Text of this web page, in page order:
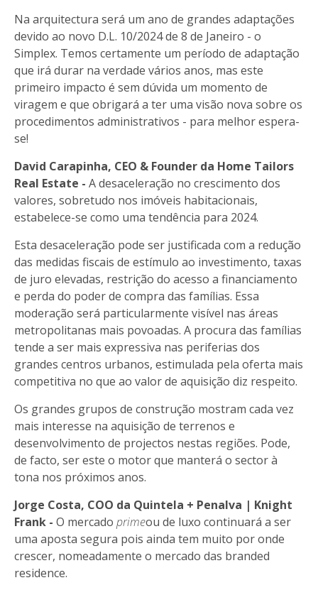
Na arquitectura será um ano de grandes adaptações
devido ao novo D.L. 10/2024 de 8 de Janeiro - o
Simplex. Temos certamente um período de adaptação
que irá durar na verdade vários anos, mas este
primeiro impacto é sem dúvida um momento de
viragem e que obrigará a ter uma visão nova sobre os
procedimentos administrativos - para melhor espera-
se!
David Carapinha, CEO & Founder da Home Tailors
Real Estate - A desaceleração no crescimento dos
valores, sobretudo nos imóveis habitacionais,
estabelece-se como uma tendência para 2024.
Esta desaceleração pode ser justificada com a redução
das medidas fiscais de estímulo ao investimento, taxas
de juro elevadas, restrição do acesso a financiamento
e perda do poder de compra das famílias. Essa
moderação será particularmente visível nas áreas
metropolitanas mais povoadas. A procura das famílias
tende a ser mais expressiva nas periferias dos
grandes centros urbanos, estimulada pela oferta mais
competitiva no que ao valor de aquisição diz respeito.
Os grandes grupos de construção mostram cada vez
mais interesse na aquisição de terrenos e
desenvolvimento de projectos nestas regiões. Pode,
de facto, ser este o motor que manterá o sector à
tona nos próximos anos.
Jorge Costa, COO da Quintela + Penalva | Knight
Frank - O mercado primeou de luxo continuará a ser
uma aposta segura pois ainda tem muito por onde
crescer, nomeadamente o mercado das branded
residence.